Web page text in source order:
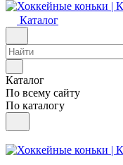
Каталог
Каталог
По всему сайту
По каталогу